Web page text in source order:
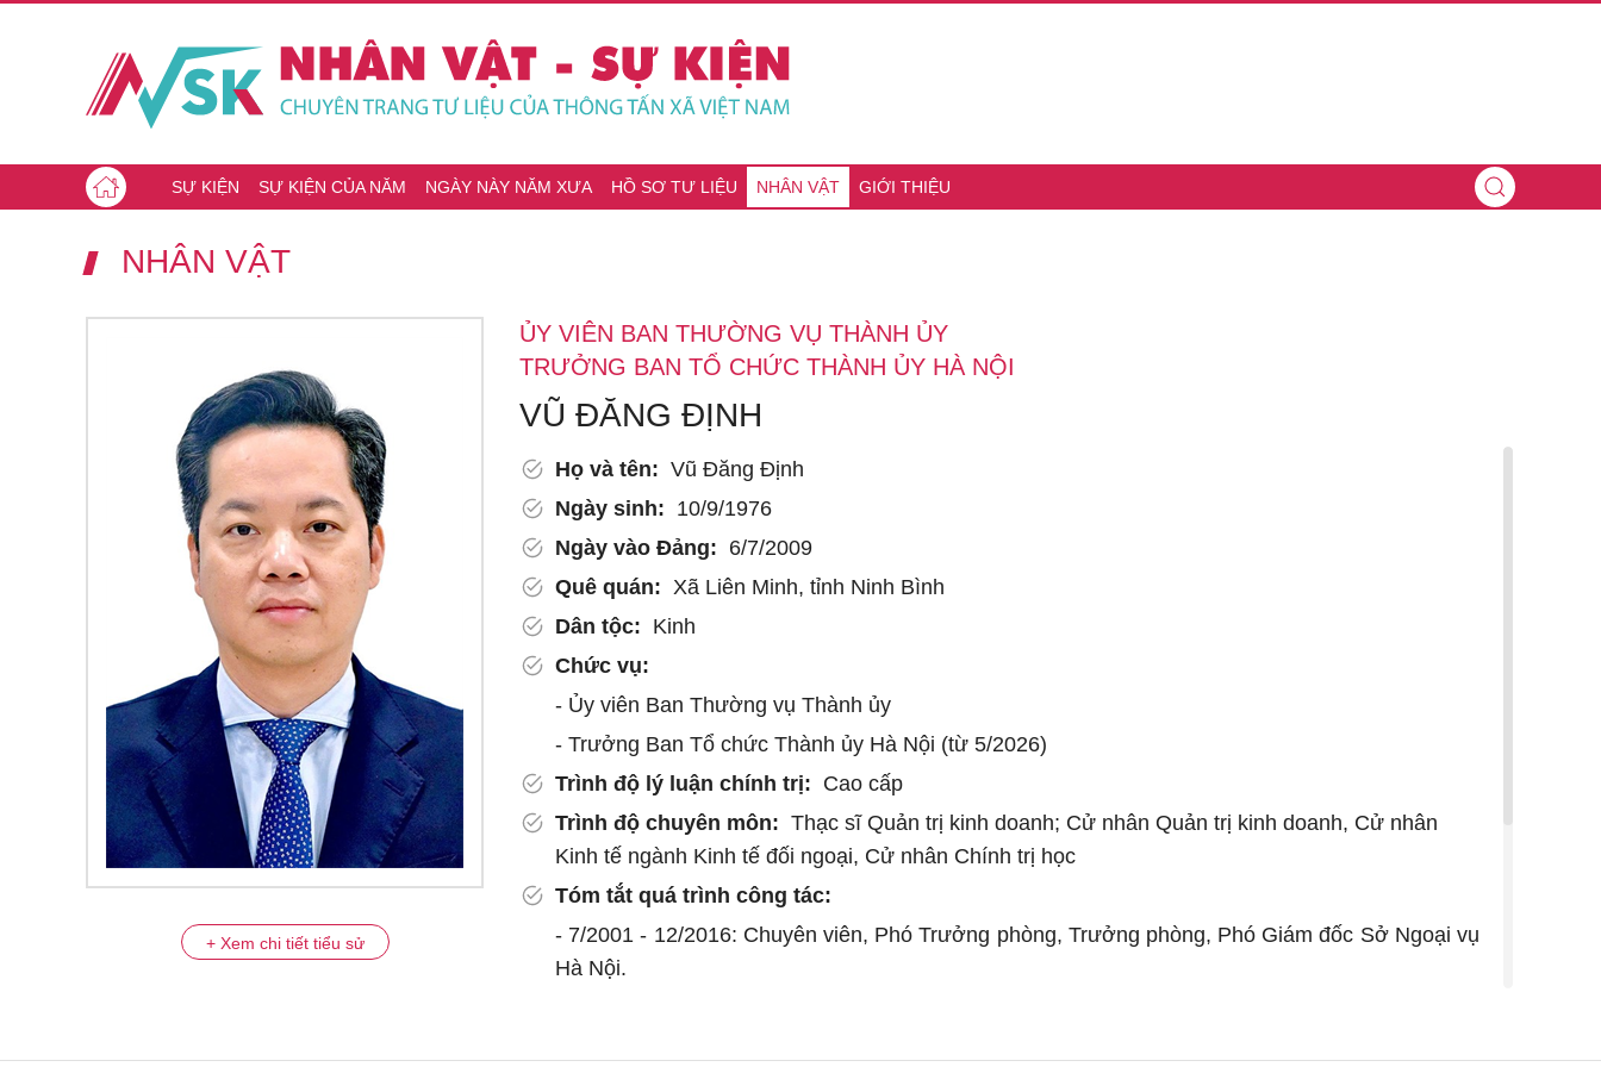
SỰ KIỆN SỰ KIỆN CỦA NĂM NGÀY NÀY NĂM XƯA HỒ SƠ TƯ LIỆU NHÂN VẬT GIỚI THIỆU
NHÂN VẬT
+ Xem chi tiết tiểu sử
ỦY VIÊN BAN THƯỜNG VỤ THÀNH ỦY
TRƯỞNG BAN TỔ CHỨC THÀNH ỦY HÀ NỘI
VŨ ĐĂNG ĐỊNH
Họ và tên: Vũ Đăng Định
Ngày sinh: 10/9/1976
Ngày vào Đảng: 6/7/2009
Quê quán: Xã Liên Minh, tỉnh Ninh Bình
Dân tộc: Kinh
Chức vụ:
- Ủy viên Ban Thường vụ Thành ủy
- Trưởng Ban Tổ chức Thành ủy Hà Nội (từ 5/2026)
Trình độ lý luận chính trị: Cao cấp
Trình độ chuyên môn: Thạc sĩ Quản trị kinh doanh; Cử nhân Quản trị kinh doanh, Cử nhân
Kinh tế ngành Kinh tế đối ngoại, Cử nhân Chính trị học
Tóm tắt quá trình công tác:
- 7/2001 - 12/2016: Chuyên viên, Phó Trưởng phòng, Trưởng phòng, Phó Giám đốc Sở Ngoại vụ
Hà Nội.